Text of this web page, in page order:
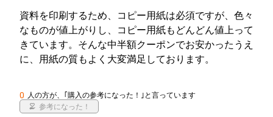
資料を印刷するため、コピー用紙は必須ですが、色々
なものが値上がりし、コピー用紙もどんどん値上って
きています。そんな中半額クーポンでお安かったうえ
に、用紙の質もよく大変満足しております。
0 人の方が、｢購入の参考になった！｣と言っています
参考になった！